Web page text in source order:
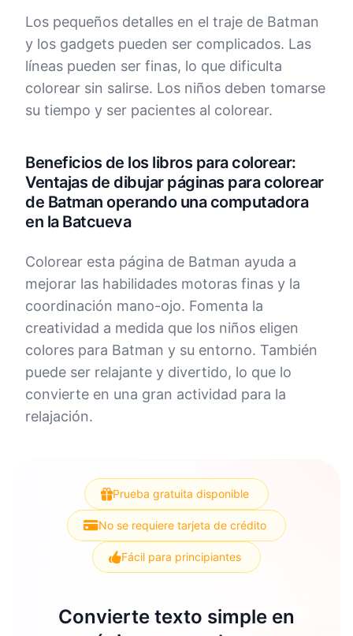
Los pequeños detalles en el traje de Batman
y los gadgets pueden ser complicados. Las
líneas pueden ser finas, lo que dificulta
colorear sin salirse. Los niños deben tomarse
su tiempo y ser pacientes al colorear.
Beneficios de los libros para colorear:
Ventajas de dibujar páginas para colorear
de Batman operando una computadora
en la Batcueva
Colorear esta página de Batman ayuda a
mejorar las habilidades motoras finas y la
coordinación mano-ojo. Fomenta la
creatividad a medida que los niños eligen
colores para Batman y su entorno. También
puede ser relajante y divertido, lo que lo
convierte en una gran actividad para la
relajación.
Prueba gratuita disponible
No se requiere tarjeta de crédito
Fácil para principiantes
Convierte texto simple en